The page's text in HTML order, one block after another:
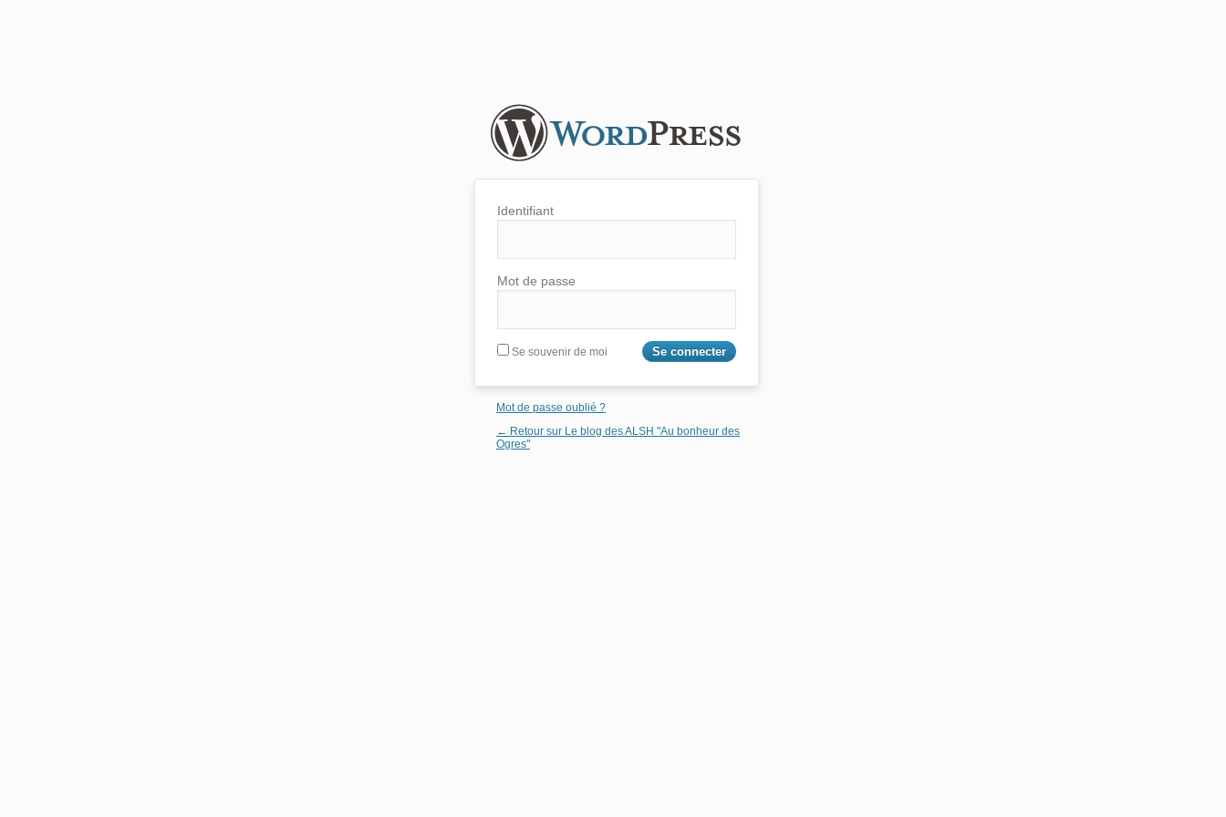
Identifiant
Mot de passe
Se souvenir de moi
Mot de passe oublié ?
← Retour sur Le blog des ALSH "Au bonheur des
Ogres"